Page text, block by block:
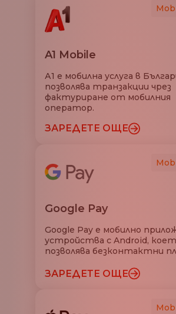
A1 Mobile
А1 е мобилна услуга в
позволява транзакции чрез
фактуриране от мобилния
оператор.
ЗАРЕДЕТЕ ОЩЕ
Google Pay
Google Pay е мобилно
устройства с Android,
позволява безконтактни
ЗАРЕДЕТЕ ОЩЕ